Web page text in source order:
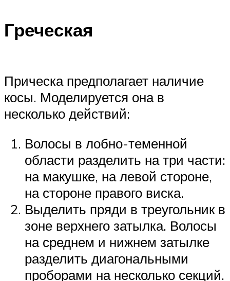
Греческая
Прическа предполагает наличие
косы. Моделируется она в
несколько действий:
Волосы в лобно-теменной
области разделить на три части:
на макушке, на левой стороне,
на стороне правого виска.
Выделить пряди в треугольник в
зоне верхнего затылка. Волосы
на среднем и нижнем затылке
разделить диагональными
проборами на несколько секций.